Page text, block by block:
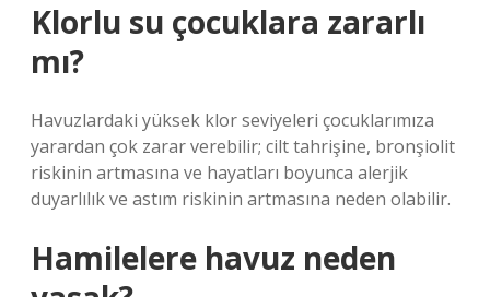
Klorlu su çocuklara zararlı
mı?
Havuzlardaki yüksek klor seviyeleri çocuklarımıza
yarardan çok zarar verebilir; cilt tahrişine, bronşiolit
riskinin artmasına ve hayatları boyunca alerjik
duyarlılık ve astım riskinin artmasına neden olabilir.
Hamilelere havuz neden